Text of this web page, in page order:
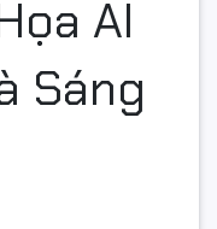
AI
Sáng